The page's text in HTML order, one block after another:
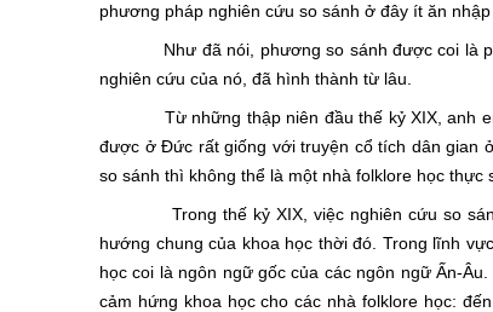
phương pháp nghiên cứu so sánh ở đây ít ăn
Như đã nói, phương so sánh được coi là
nghiên cứu của nó, đã hình thành từ lâu.
Từ những thập niên đầu thế kỷ XIX, anh em
được ở Đức rất giống với truyện cổ tích dân gian
so sánh thì không thể là một nhà folklore học thực
Trong thế kỷ XIX, việc nghiên cứu so sánh
hướng chung của khoa học thời đó. Trong lĩnh
học coi là ngôn ngữ gốc của các ngôn ngữ Ấn-
cảm hứng khoa học cho các nhà folklore học: